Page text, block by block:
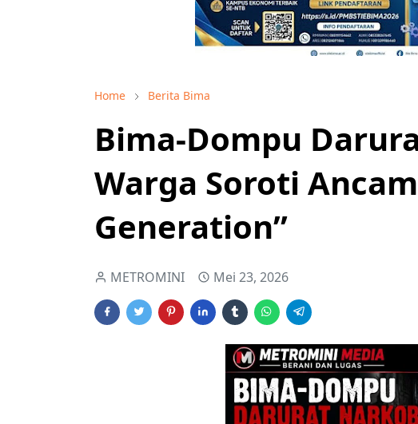
Home Berita Bima
Bima-Dompu
Warga Soroti
Generation”
METROMINI Mei 23, 2026